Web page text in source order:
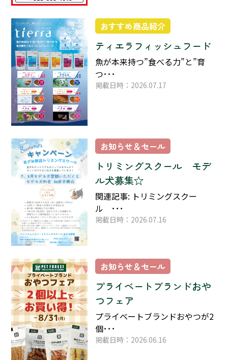
おすすめ商品紹介
ティエラフィッシュフード
魚が本来持つ”食べる力”と”育
つ･･･
掲載日時：2026.07.17
お知らせ＆セール
トリミングスクール モデ
ル犬募集☆
関連記事: トリミングスクー
ル ･･･
掲載日時：2026.07.16
お知らせ＆セール
プライベートブランドおや
つフェア
プライベートブランドおやつが2
個･･･
掲載日時：2026.06.16